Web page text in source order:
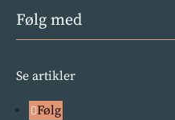
Følg med
Se artikler
Følg